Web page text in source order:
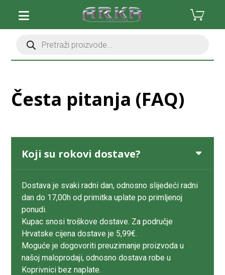
Česta pitanja (FAQ)
Koji su rokovi dostave?
Dostava je svaki radni dan, odnosno slijedeći radni
dan do 17,00h od primitka uplate po primljenoj
ponudi.
Kupac snosi troškove dostave. Za područje
Hrvatske cijena dostave je 5,99€.
Moguće je dogovoriti preuzimanje proizvoda u
našoj maloprodaji, odnosno dostava robe u
Koprivnici bez naplate.